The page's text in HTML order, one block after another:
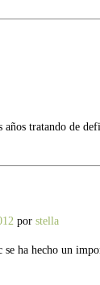
tratando de
por stella
ha hecho un